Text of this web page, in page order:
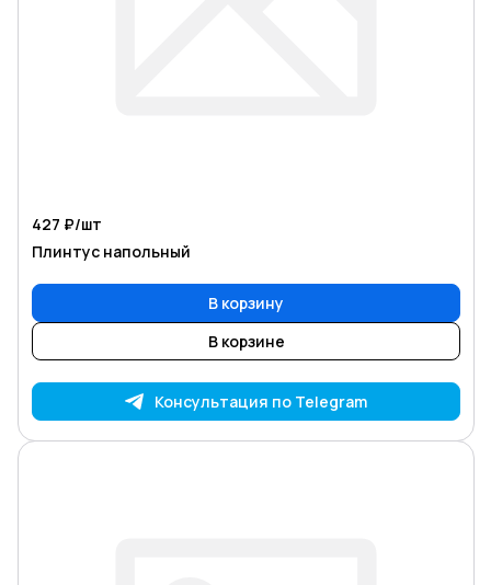
427 ₽/шт
Плинтус напольный
В корзину
В корзине
Консультация по Telegram